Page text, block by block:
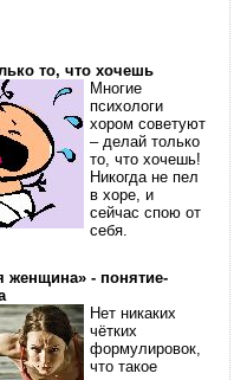
то, что хочешь
Многие
психологи
хором советуют
– делай только
то, что хочешь!
Никогда не пел
в хоре, и
сейчас спою от
себя.
женщина» - понятие-
Нет никаких
чётких
формулировок,
что такое